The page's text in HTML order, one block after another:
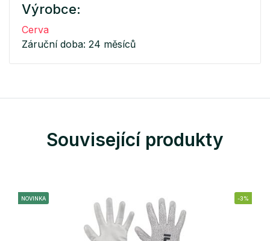
Výrobce:
Cerva
Záruční doba: 24 měsíců
Související produkty
NOVINKA -3%